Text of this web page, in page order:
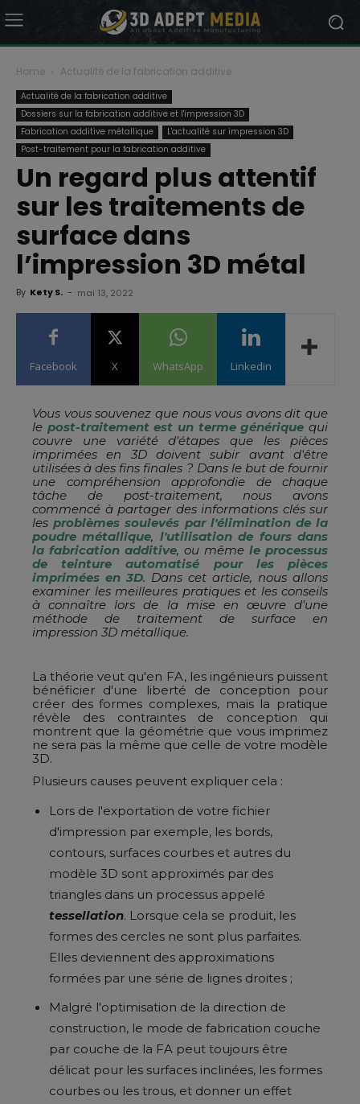
Home Actualité de la fabrication additive
Actualité de la fabrication additive
Dossiers sur la fabrication additive et l'impression 3D
Fabrication additive métallique
L'actualité sur impression 3D
Post-traitement pour la fabrication additive
Un regard plus attentif
sur les traitements de
surface dans
l’impression 3D métal
By Kety S. - mai 13, 2022
Facebook X WhatsApp Linkedin
Vous vous souvenez que nous vous avons dit que
le post-traitement est un terme générique qui
couvre une variété d'étapes que les pièces
imprimées en 3D doivent subir avant d'être
utilisées à des fins finales ? Dans le but de fournir
une compréhension approfondie de chaque
tâche de post-traitement, nous avons
commencé à partager des informations clés sur
lesproblèmes soulevés par l'élimination de la
poudre métallique, l'utilisation de fours dans
la fabrication additive, ou même le processus
de teinture automatisé pour les pièces
imprimées en 3D. Dans cet article, nous allons
examiner les meilleures pratiques et les conseils
à connaître lors de la mise en œuvre d'une
méthode de traitement de surface en
impression 3D métallique.
La théorie veut qu'en FA, les ingénieurs puissent
bénéficier d'une liberté de conception pour
créer des formes complexes, mais la pratique
révèle des contraintes de conception qui
montrent que la géométrie que vous imprimez
ne sera pas la même que celle de votre modèle
3D.
Plusieurs causes peuvent expliquer cela :
Lors de l'exportation de votre fichier
d'impression par exemple, les bords,
contours, surfaces courbes et autres du
modèle 3D sont approximés par des
triangles dans un processus appelé
tessellation. Lorsque cela se produit, les
formes des cercles ne sont plus parfaites.
Elles deviennent des approximations
formées par une série de lignes droites ;
Malgré l'optimisation de la direction de
construction, le mode de fabrication couche
par couche de la FA peut toujours être
délicat pour les surfaces inclinées, les formes
courbes ou les trous, et donner un effet